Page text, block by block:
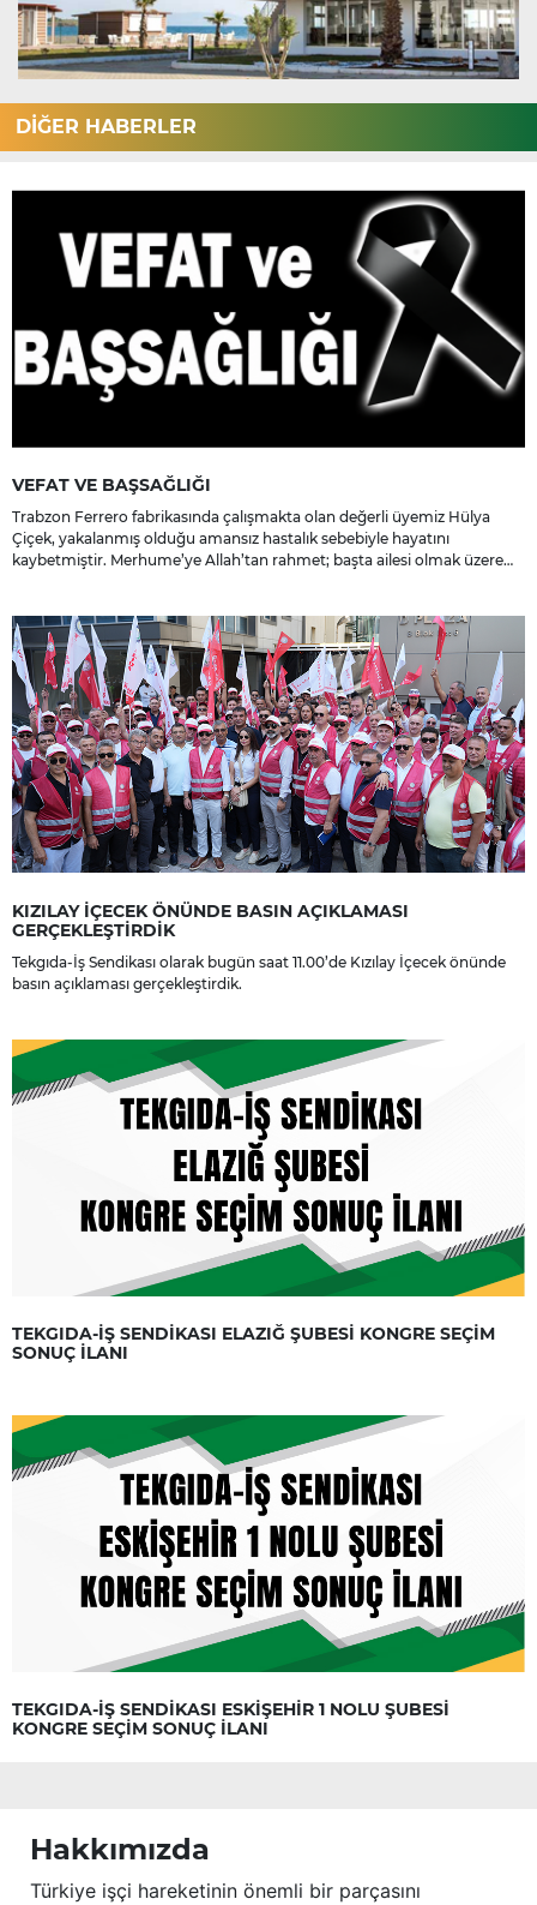
DİĞER HABERLER
VEFAT VE BAŞSAĞLIĞI
Trabzon Ferrero fabrikasında çalışmakta olan değerli üyemiz Hülya
Çiçek, yakalanmış olduğu amansız hastalık sebebiyle hayatını
kaybetmiştir. Merhume’ye Allah’tan rahmet; başta ailesi olmak üzere
KIZILAY İÇECEK ÖNÜNDE BASIN AÇIKLAMASI
GERÇEKLEŞTİRDİK
Tekgıda-İş Sendikası olarak bugün saat 11.00’de Kızılay İçecek önünde
basın açıklaması gerçekleştirdik.
TEKGIDA-İŞ SENDİKASI ELAZIĞ ŞUBESİ KONGRE SEÇİM
SONUÇ İLANI
TEKGIDA-İŞ SENDİKASI ESKİŞEHİR 1 NOLU ŞUBESİ
KONGRE SEÇİM SONUÇ İLANI
Hakkımızda
Türkiye işçi hareketinin önemli bir parçasını